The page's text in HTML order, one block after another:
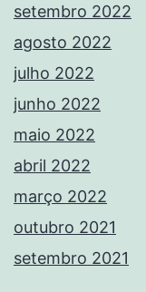
setembro 2022
agosto 2022
julho 2022
junho 2022
maio 2022
abril 2022
março 2022
outubro 2021
setembro 2021